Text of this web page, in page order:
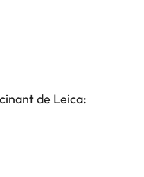
de Leica: